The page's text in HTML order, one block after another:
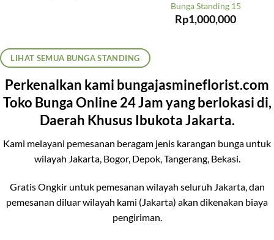
Bunga Standing 15
Rp1,000,000
LIHAT SEMUA BUNGA STANDING
Perkenalkan kami bungajasmineflorist.com
Toko Bunga Online 24 Jam yang berlokasi di,
Daerah Khusus Ibukota Jakarta.
Kami melayani pemesanan beragam jenis karangan bunga untuk
wilayah Jakarta, Bogor, Depok, Tangerang, Bekasi.
Gratis Ongkir untuk pemesanan wilayah seluruh Jakarta, dan
pemesanan diluar wilayah kami (Jakarta) akan dikenakan biaya
pengiriman.